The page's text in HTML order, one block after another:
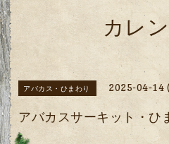
カレ
アバカス・ひまわり 2025-04-14
アバカスサーキット・ひ